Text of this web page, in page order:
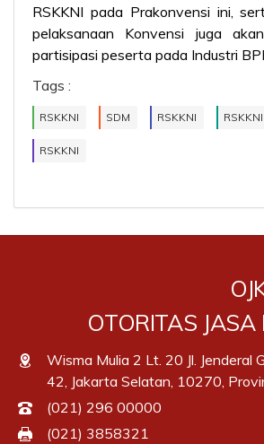
RSKKNI pada Prakonvensi ini,
pelaksanaan Konvensi juga
partisipasi peserta pada Industri
Tags :
RSKKNI SDM RSKKNI RSKKNI
RSKKNI
OTORITAS
Wisma Mulia 2 Lt. 20 Jl. Jenderal
42, Jakarta Selatan, 10270,
(021) 296 00000
(021) 3858321